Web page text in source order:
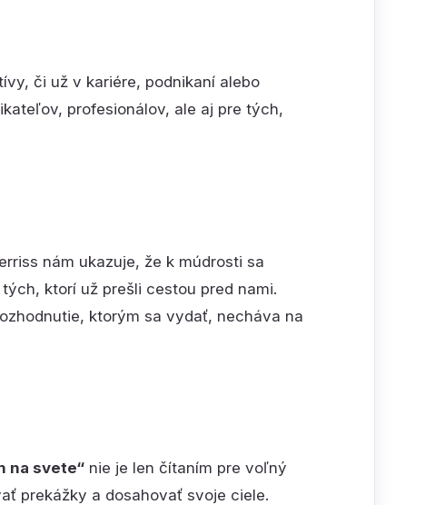
či už v kariére, podnikaní alebo
profesionálov, ale aj pre tých,
nám ukazuje, že k múdrosti sa
ktorí už prešli cestou pred nami.
ktorým sa vydať, necháva na
na svete“ nie je len čítaním pre voľný
prekážky a dosahovať svoje ciele.